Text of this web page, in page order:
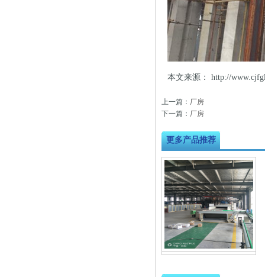
本文来源： http://
上一篇： 厂房
下一篇： 厂房
更多产品推荐